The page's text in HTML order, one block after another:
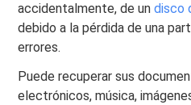
accidentalmente, de undisco
debido a la pérdida de una
errores.
Puede recuperar sus
electrónicos, música,